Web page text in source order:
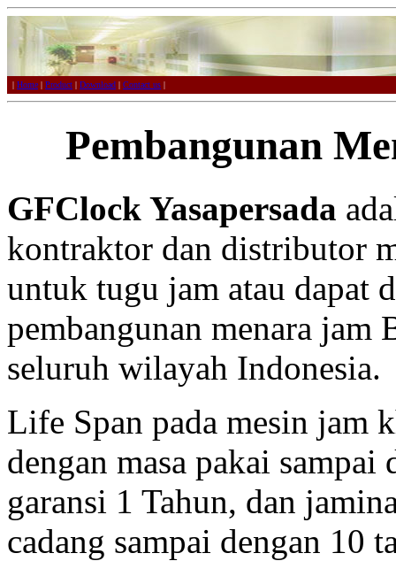
| Home | Product | Download | Contact us |
Pembangunan
GFClock Yasapersada
kontraktor dan distributor
untuk tugu jam atau dapat
pembangunan menara
seluruh wilayah Indonesia.
Life Span pada mesin jam
dengan masa pakai sampai
garansi 1 Tahun, dan
cadang sampai dengan 10